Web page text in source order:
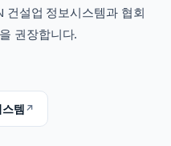
건설업 정보시스템과 협회
권장합니다.
템↗